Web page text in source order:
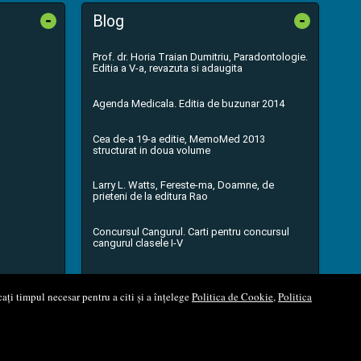
timpul necesar pentru a citi și a înțelegePolitica de Cookie,Politica
- Blog -
Prof. dr. Horia Traian Dumitriu, Paradontologie.
Editia a V-a, revazuta si adaugita
Agenda Medicala. Editia de buzunar 2014
Cea de-a 19-a editie, MemoMed 2013
structurat in doua volume
Larry L. Watts, Fereste-ma, Doamne, de
prieteni de la editura Rao
Concursul Cangurul. Carti pentru concursul
cangurul clasele I-V